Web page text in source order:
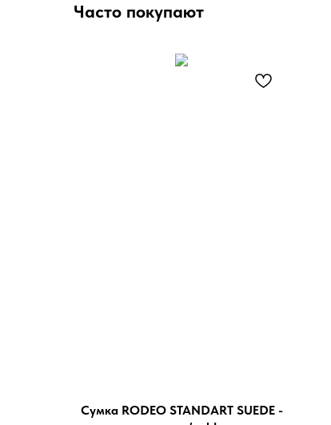
Часто покупают
Сумка RODEO STANDART SUEDE -